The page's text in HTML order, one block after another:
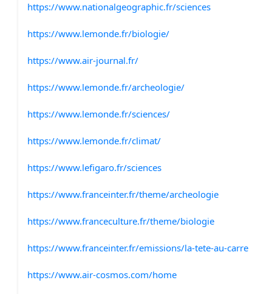
https://www.nationalgeographic.fr/sciences
https://www.lemonde.fr/biologie/
https://www.air-journal.fr/
https://www.lemonde.fr/archeologie/
https://www.lemonde.fr/sciences/
https://www.lemonde.fr/climat/
https://www.lefigaro.fr/sciences
https://www.franceinter.fr/theme/archeologie
https://www.franceculture.fr/theme/biologie
https://www.franceinter.fr/emissions/la-tete-au-carre
https://www.air-cosmos.com/home